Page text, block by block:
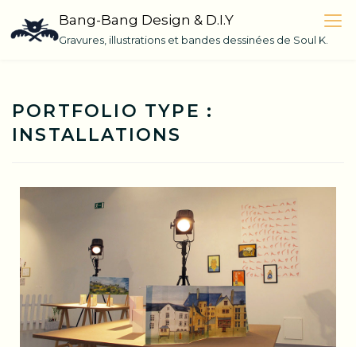
content
Bang-Bang Design & D.I.Y
Gravures, illustrations et bandes dessinées de Soul K.
PORTFOLIO TYPE :
INSTALLATIONS